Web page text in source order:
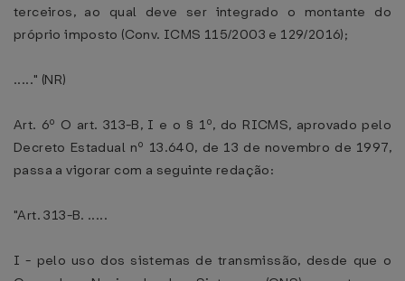
terceiros, ao qual deve ser integrado o montante do
próprio imposto (Conv. ICMS 115/2003 e 129/2016);
....." (NR)
Art. 6º O art. 313-B, I e o § 1º, do RICMS, aprovado pelo
Decreto Estadual nº 13.640, de 13 de novembro de 1997,
passa a vigorar com a seguinte redação:
"Art. 313-B. .....
I - pelo uso dos sistemas de transmissão, desde que o